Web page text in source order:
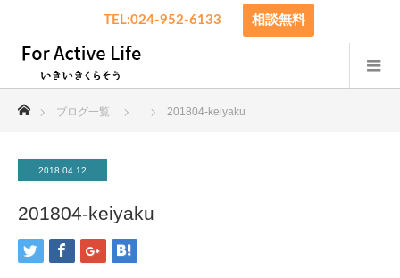
TEL:024-952-6133 相談無料
ブログ一覧 201804-keiyaku
2018.04.12
201804-keiyaku